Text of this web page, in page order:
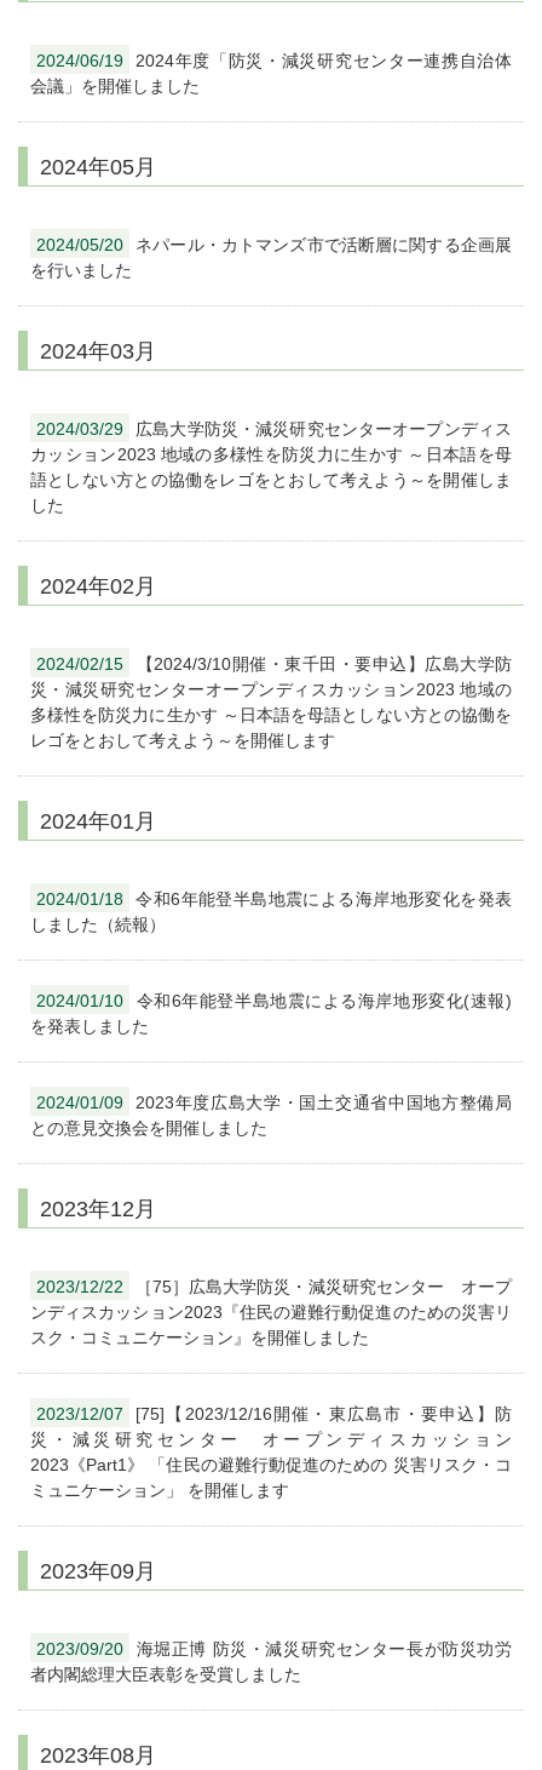
2024/06/19
2024年度「防災・減災研究センター連携自治体
会議」を開催しました
2024年05月
2024/05/20
ネパール・カトマンズ市で活断層に関する企画展
を行いました
2024年03月
2024/03/29
広島大学防災・減災研究センターオープンディス
カッション2023 地域の多様性を防災力に生かす ～日本語を母
語としない方との協働をレゴをとおして考えよう～を開催しま
した
2024年02月
2024/02/15
【2024/3/10開催・東千田・要申込】広島大学防
災・減災研究センターオープンディスカッション2023 地域の
多様性を防災力に生かす ～日本語を母語としない方との協働を
レゴをとおして考えよう～を開催します
2024年01月
2024/01/18
令和6年能登半島地震による海岸地形変化を発表
しました（続報）
2024/01/10
令和6年能登半島地震による海岸地形変化(速報)
を発表しました
2024/01/09
2023年度広島大学・国土交通省中国地方整備局
との意見交換会を開催しました
2023年12月
2023/12/22
［75］広島大学防災・減災研究センター オープ
ンディスカッション2023『住民の避難行動促進のための災害リ
スク・コミュニケーション』を開催しました
2023/12/07
[75]【2023/12/16開催・東広島市・要申込】防
災・減災研究センター オープンディスカッション
2023《Part1》 「住民の避難行動促進のための 災害リスク・コ
ミュニケーション」 を開催します
2023年09月
2023/09/20
海堀正博 防災・減災研究センター長が防災功労
者内閣総理大臣表彰を受賞しました
2023年08月